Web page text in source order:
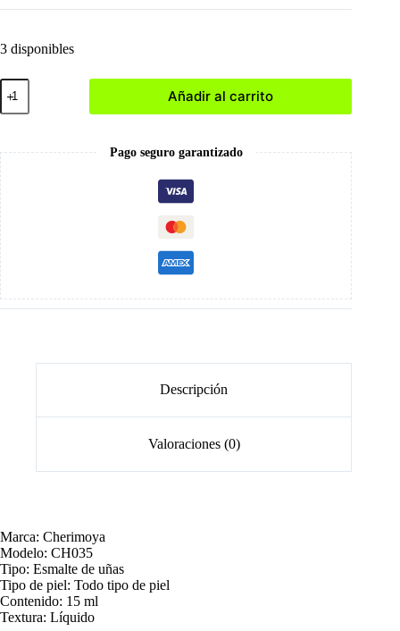
3 disponibles
255
Esmalte
en
cantidad
Añadir al carrito
Pago seguro garantizado
Descripción
Valoraciones (0)
Marca: Cherimoya
Modelo: CH035
Tipo: Esmalte de uñas
Tipo de piel: Todo tipo de piel
Contenido: 15 ml
Textura: Líquido